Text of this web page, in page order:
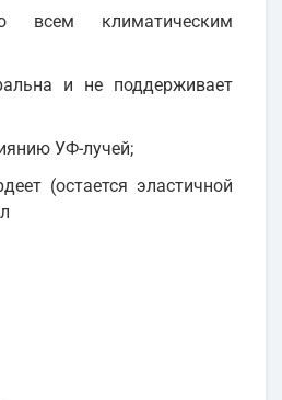
всем климатическим
и не поддерживает
УФ-лучей;
(остается эластичной